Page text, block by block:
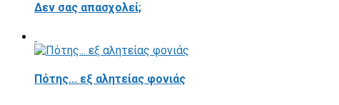
Δεν σας απασχολεί;
Πότης... εξ αλητείας φονιάς